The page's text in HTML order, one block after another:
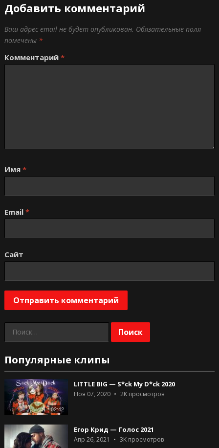
Добавить комментарий
Ваш адрес email не будет опубликован. Обязательные поля
помечены *
Комментарий *
Имя *
Email *
Сайт
Найти:
Популярные клипы
02:42
LITTLE BIG — S*ck My D*ck 2020
Ноя 07, 2020 2Kпросмотров
Егор Крид — Голос 2021
Апр 26, 2021 3Kпросмотров